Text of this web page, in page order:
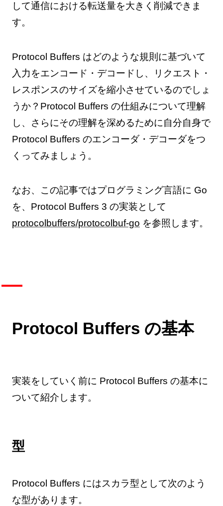
して通信における転送量を大きく削減できま
す。
Protocol Buffers はどのような規則に基づいて
入力をエンコード・デコードし、リクエスト・
レスポンスのサイズを縮小させているのでしょ
うか？Protocol Buffers の仕組みについて理解
し、さらにその理解を深めるために自分自身で
Protocol Buffers のエンコーダ・デコーダをつ
くってみましょう。
なお、この記事ではプログラミング言語に Go
を、Protocol Buffers 3 の実装として
protocolbuffers/protocolbuf-go を参照します。
Protocol Buffers の基本
実装をしていく前に Protocol Buffers の基本に
ついて紹介します。
型
Protocol Buffers にはスカラ型として次のよう
な型があります。